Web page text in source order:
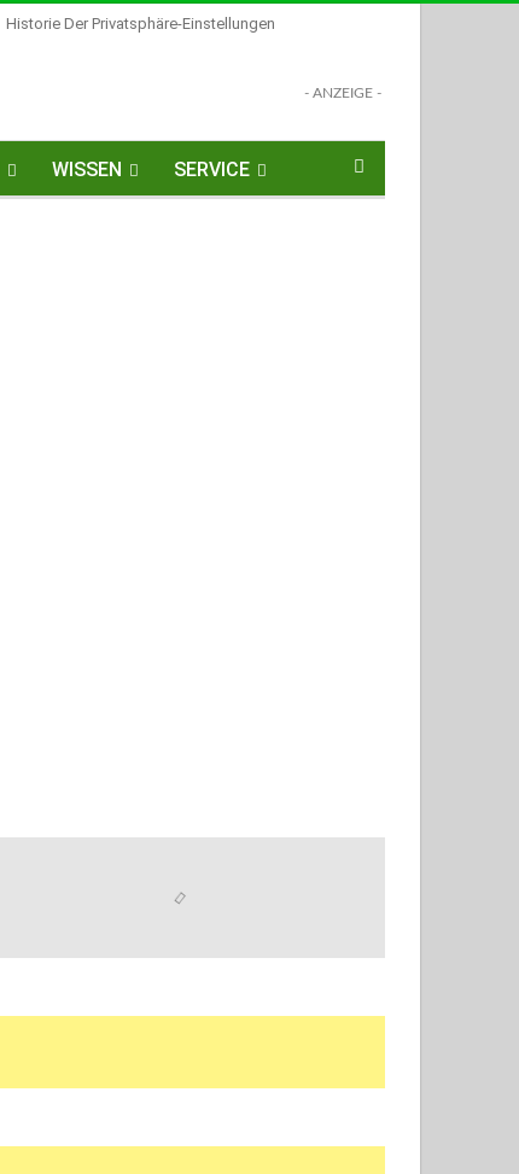
Historie Der Privatsphäre-Einstellungen
- ANZEIGE -
WISSEN SERVICE